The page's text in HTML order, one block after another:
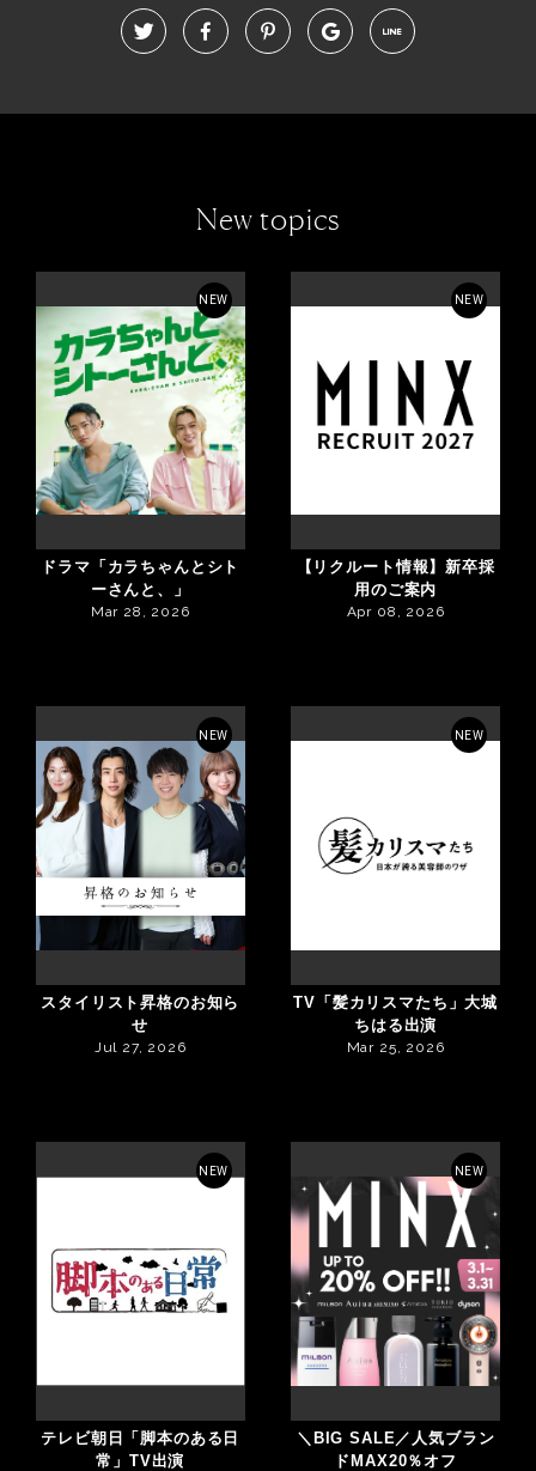
New topics
NEW
ドラマ「カラちゃんとシト
ーさんと、」
Mar 28, 2026
NEW
【リクルート情報】新卒採
用のご案内
Apr 08, 2026
NEW
スタイリスト昇格のお知ら
せ
Jul 27, 2026
NEW
TV「髪カリスマたち」大城
ちはる出演
Mar 25, 2026
NEW
テレビ朝日「脚本のある日
常」TV出演
NEW
＼BIG SALE／人気ブラン
ドMAX20％オフ